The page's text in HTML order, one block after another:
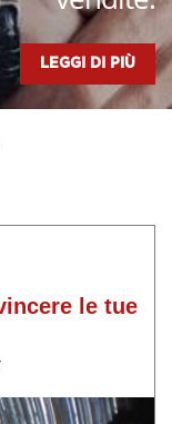
LEGGI DI PIÙ
le tue